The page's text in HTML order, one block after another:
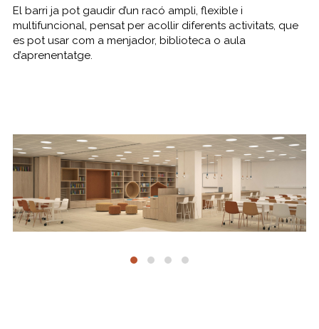
El barri ja pot gaudir d’un racó ampli, flexible i
multifuncional, pensat per acollir diferents activitats, que
es pot usar com a menjador, biblioteca o aula
d’aprenentatge.